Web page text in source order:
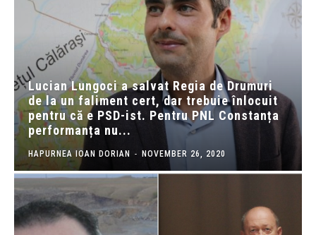
Lucian Lungoci a salvat Regia de Drumuri
de la un faliment cert, dar trebuie înlocuit
pentru că e PSD-ist. Pentru PNL Constanța
performanța nu...
HAPURNEA IOAN DORIAN - NOVEMBER 26, 2020